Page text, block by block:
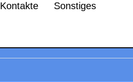
Kontakte Sonstiges